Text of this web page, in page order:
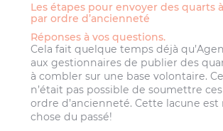
Les étapes pour envoyer des quarts
par ordre d’ancienneté
Réponses à vos questions.
Cela fait quelque temps déjà
aux gestionnaires de publier des
à combler sur une base volontaire.
n’était pas possible de soumettre
ordre d’ancienneté. Cette lacune
chose du passé!